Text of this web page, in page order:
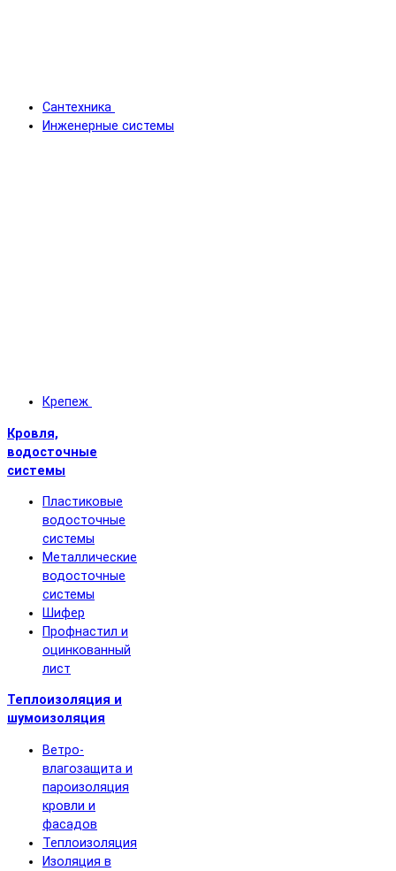
Сантехника
Инженерные системы
Крепеж
Кровля,
водосточные
системы
Пластиковые
водосточные
системы
Металлические
водосточные
системы
Шифер
Профнастил и
оцинкованный
лист
Теплоизоляция и
шумоизоляция
Ветро-
влагозащита и
пароизоляция
кровли и
фасадов
Теплоизоляция
Изоляция в